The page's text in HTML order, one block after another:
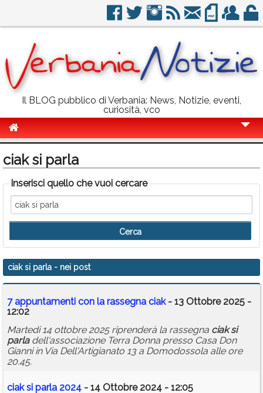
Il BLOG pubblico di Verbania: News, Notizie, eventi,
curiosità, vco
Politica
Sport
Eventi
Info Utili
Rubriche
Calendario
Annunci
ciak si parla
Inserisci quello che vuoi cercare
ciak si parla - nei post
7 appuntamenti con la rassegna ciak - 13 Ottobre 2025 -
12:02
Martedi 14 ottobre 2025 riprenderà la rassegna ciak si
parladell'associazione Terra Donna presso Casa Don
Gianni in Via Dell'Artigianato 13 a Domodossola alle ore
20.45.
ciak si parla 2024 - 14 Ottobre 2024 - 12:05